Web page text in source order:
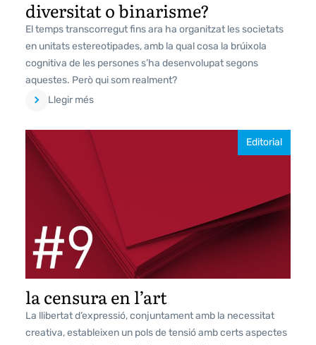
diversitat o binarisme?
El temps transcorregut fins ara ha organitzat les societats
en unitats estereotipades, amb la qual cosa la brúixola
cognitiva de les persones s’ha desenvolupat segons
aquestes. Però qui som realment?
Llegir més
Editorial
la censura en l’art
La llibertat d’expressió, conjuntament amb la necessitat
creativa, estableixen un pols de tensió amb certs aspectes